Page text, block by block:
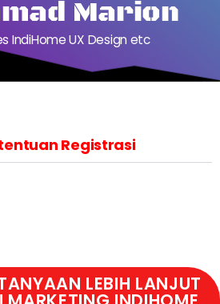
Marion
IndiHome UX Design etc
Registrasi
LEBIH LANJUT